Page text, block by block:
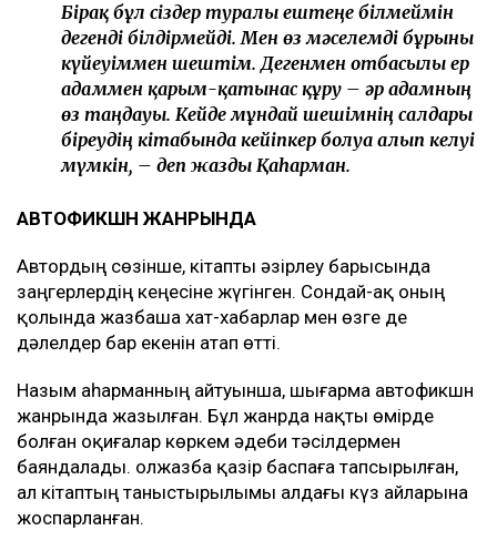
Бірақ бұл сіздер туралы ештеңе білмеймін
дегенді білдірмейді. Мен өз мәселемді бұрынғы
күйеуіммен шештім. Дегенмен отбасылы ер
адаммен қарым-қатынас құру – әр адамның
өз таңдауы. Кейде мұндай шешімнің салдары
біреудің кітабында кейіпкер болуға алып келуі
мүмкін, – деп жазды Қаһарман.
АВТОФИКШН ЖАНРЫНДА
Автордың сөзінше, кітапты әзірлеу барысында
заңгерлердің кеңесіне жүгінген. Сондай-ақ оның
қолында жазбаша хат-хабарлар мен өзге де
дәлелдер бар екенін атап өтті.
Назым Қаһарманның айтуынша, шығарма автофикшн
жанрында жазылған. Бұл жанрда нақты өмірде
болған оқиғалар көркем әдеби тәсілдермен
баяндалады. Қолжазба қазір баспаға тапсырылған,
ал кітаптың таныстырылымы алдағы күз айларына
жоспарланған.